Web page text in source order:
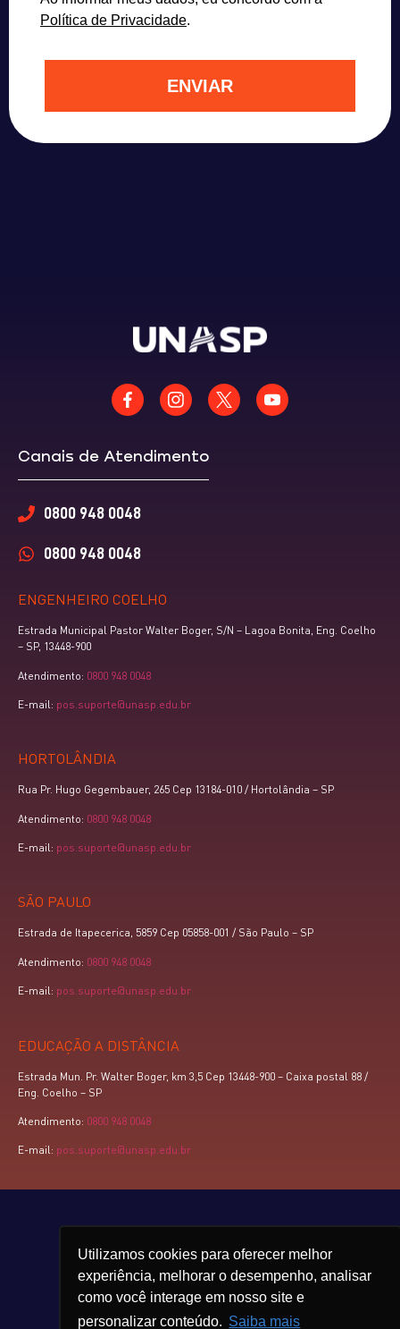
Utilizamos cookies para oferecer melhor
experiência, melhorar o desempenho, analisar
como você interage em nosso site e
personalizar conteúdo. Saiba mais
Política de Privacidade.
ENVIAR
ENGENHEIRO COELHO
Estrada Municipal Pastor Walter Boger, S/N – Lagoa Bonita, Eng. Coelho
– SP, 13448-900
Atendimento: 0800 948 0048
E-mail: pos.suporte@unasp.edu.br
HORTOLÂNDIA
Rua Pr. Hugo Gegembauer, 265 Cep 13184-010 / Hortolândia – SP
Atendimento: 0800 948 0048
E-mail: pos.suporte@unasp.edu.br
SÃO PAULO
Estrada de Itapecerica, 5859 Cep 05858-001 / São Paulo – SP
Atendimento: 0800 948 0048
E-mail: pos.suporte@unasp.edu.br
EDUCAÇÃO A DISTÂNCIA
Estrada Mun. Pr. Walter Boger, km 3,5 Cep 13448-900 – Caixa postal 88 /
Eng. Coelho – SP
Atendimento: 0800 948 0048
E-mail: pos.suporte@unasp.edu.br
Canais de Atendimento
0800 948 0048
0800 948 0048